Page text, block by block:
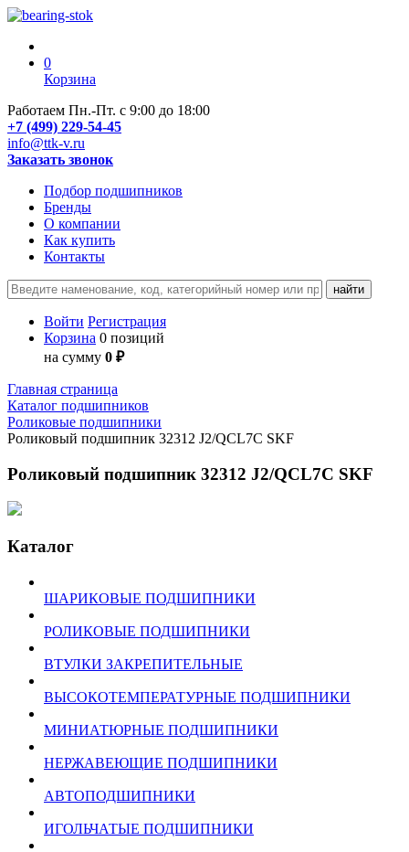
0
Корзина
Работаем Пн.-Пт. с 9:00 до 18:00
+7 (499) 229-54-45
info@ttk-v.ru
Заказать звонок
Подбор подшипников
Бренды
О компании
Как купить
Контакты
Войти Регистрация
Корзина 0 позиций
на сумму 0 ₽
Главная страница
Каталог подшипников
Роликовые подшипники
Роликовый подшипник 32312 J2/QCL7C SKF
Роликовый подшипник 32312 J2/QCL7C SKF
Каталог
ШАРИКОВЫЕ ПОДШИПНИКИ
РОЛИКОВЫЕ ПОДШИПНИКИ
ВТУЛКИ ЗАКРЕПИТЕЛЬНЫЕ
ВЫСОКОТЕМПЕРАТУРНЫЕ ПОДШИПНИКИ
МИНИАТЮРНЫЕ ПОДШИПНИКИ
НЕРЖАВЕЮЩИЕ ПОДШИПНИКИ
АВТОПОДШИПНИКИ
ИГОЛЬЧАТЫЕ ПОДШИПНИКИ